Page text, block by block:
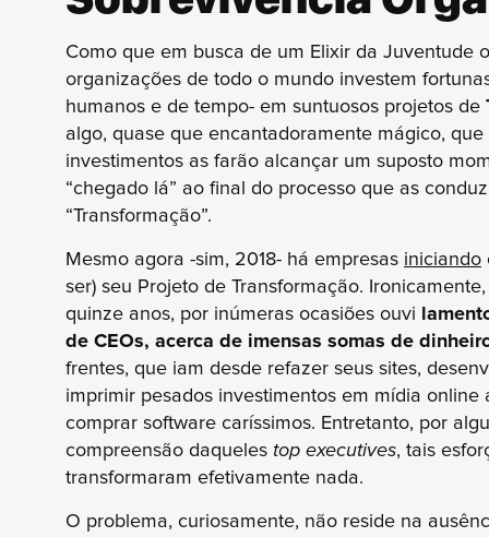
Como que em busca de um Elixir da Juventude
organizações de todo o mundo investem
humanos e de tempo- em suntuosos projetos de
algo, quase que encantadoramente mágico,
investimentos as farão alcançar um suposto
“chegado lá” ao final do processo que as
“Transformação”.
Mesmo agora -sim, 2018- há empresas iniciando
ser) seu Projeto de Transformação.
quinze anos, por inúmeras ocasiões ouvi
de CEOs, acerca de imensas somas de
frentes, que iam desde refazer seus sites,
imprimir pesados investimentos em mídia online
comprar software caríssimos. Entretanto, por
compreensão daqueles top executives, tais
transformaram efetivamente nada.
O problema, curiosamente, não reside na